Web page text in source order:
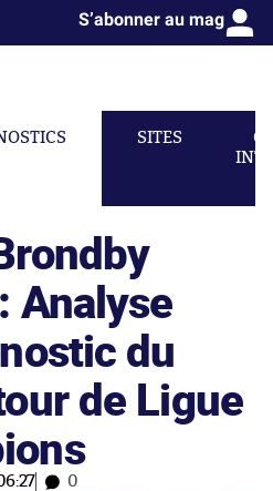
S’abonner au mag
SITES
Analyse
du
de Ligue
0